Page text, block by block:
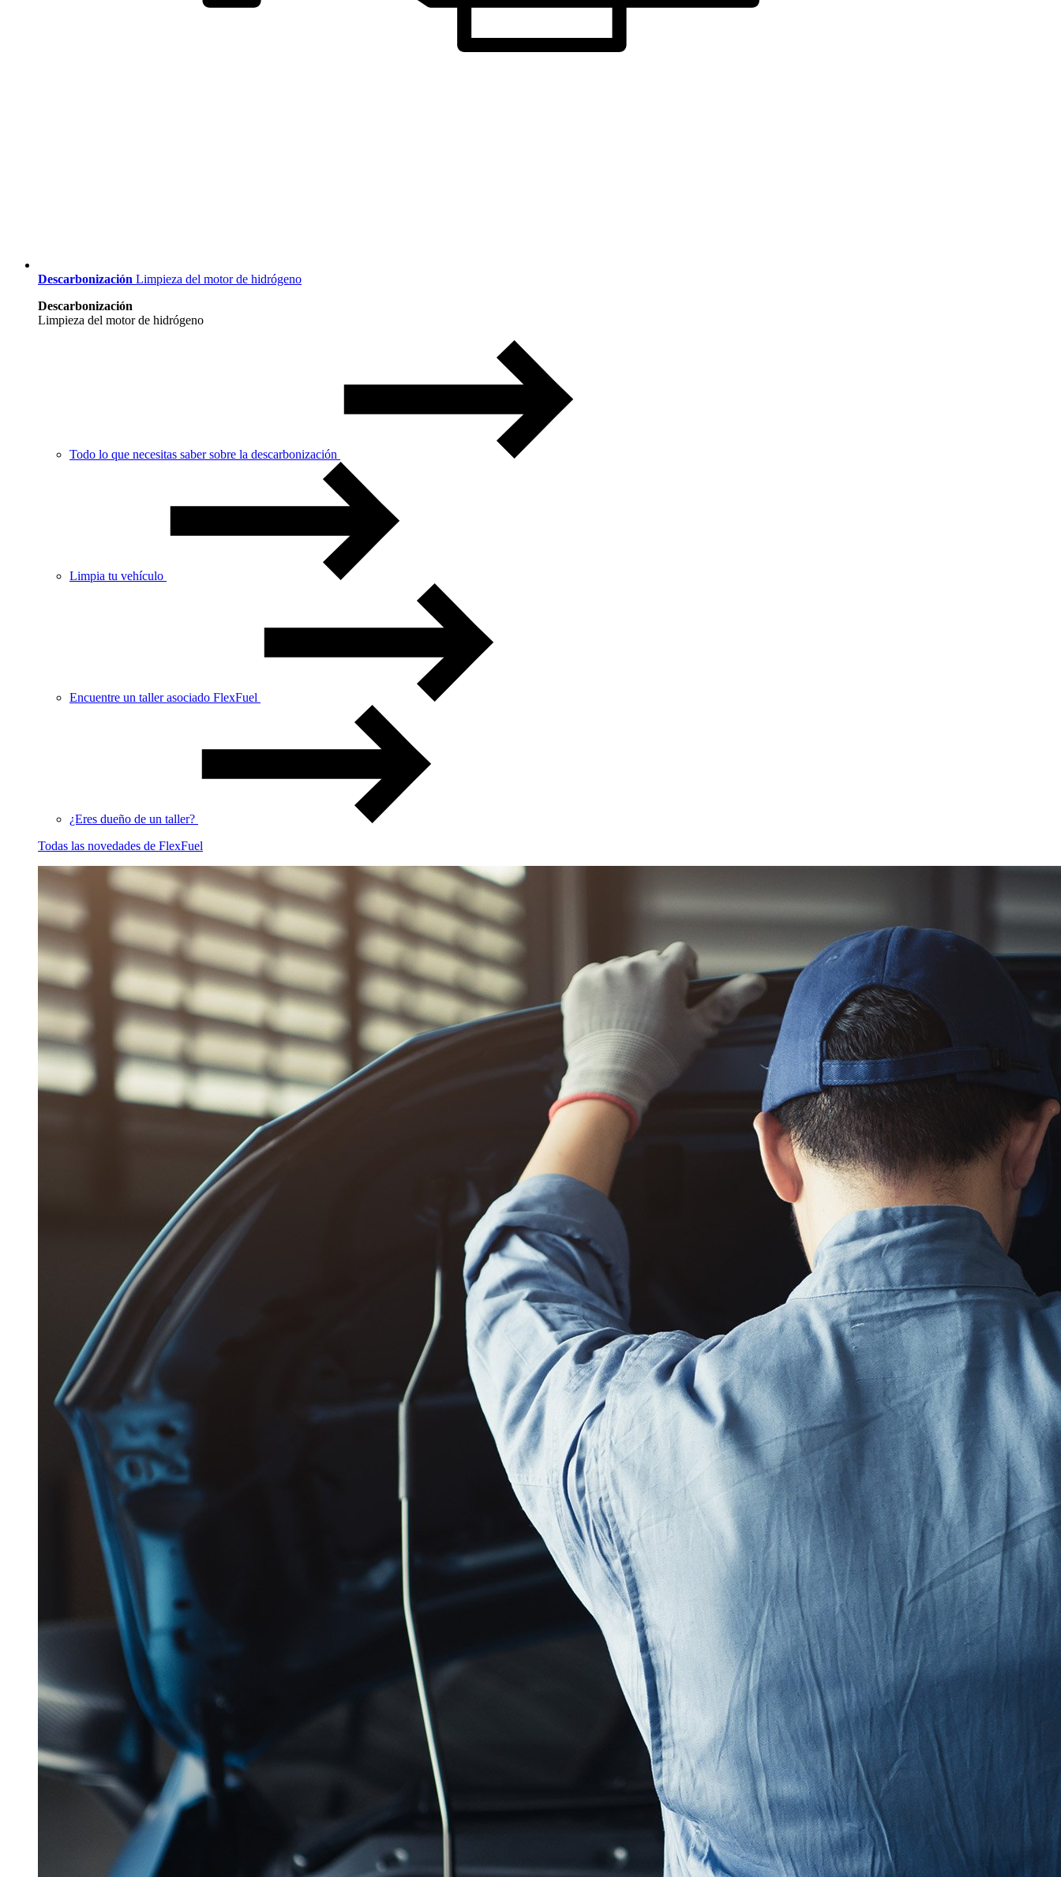
Descarbonización Limpieza del motor de hidrógeno
Descarbonización
Limpieza del motor de hidrógeno
Todo lo que necesitas saber sobre la descarbonización
Limpia tu vehículo
Encuentre un taller asociado FlexFuel
¿Eres dueño de un taller?
Todas las novedades de FlexFuel